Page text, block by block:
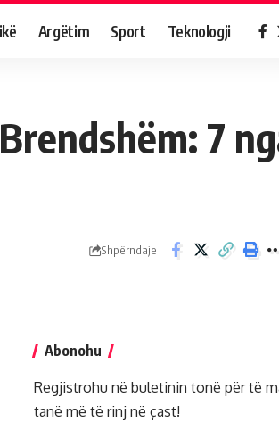
Argëtim Sport Teknologji
7
Shpërndaje
Abonohu
Regjistrohu në buletinin tonë për të
tanë më të rinj në çast!